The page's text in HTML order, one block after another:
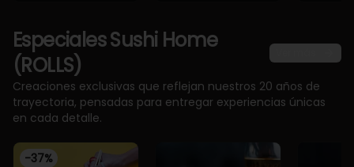
Especiales Sushi Home
(ROLLS)
Creaciones exclusivas que reflejan nuestros 20 años de
trayectoria, pensadas para entregar experiencias únicas
en cada detalle.
-37%